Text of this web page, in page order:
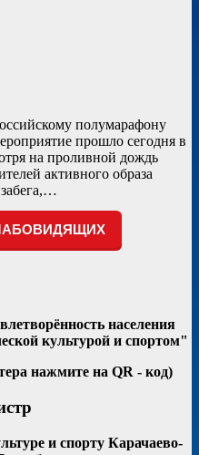
полумарафону
прошло сегодня в
на проливной дождь
активного образа
населения
культурой и спортом"
нажмите на QR - код)